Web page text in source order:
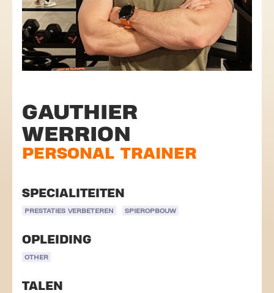
GAUTHIER
WERRION
PERSONAL TRAINER
SPECIALITEITEN
PRESTATIES VERBETEREN SPIEROPBOUW
OPLEIDING
OTHER
TALEN